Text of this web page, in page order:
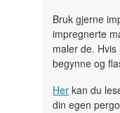
Bruk gjerne
impregnerte
maler de.
begynne og
Her kan du
din egen